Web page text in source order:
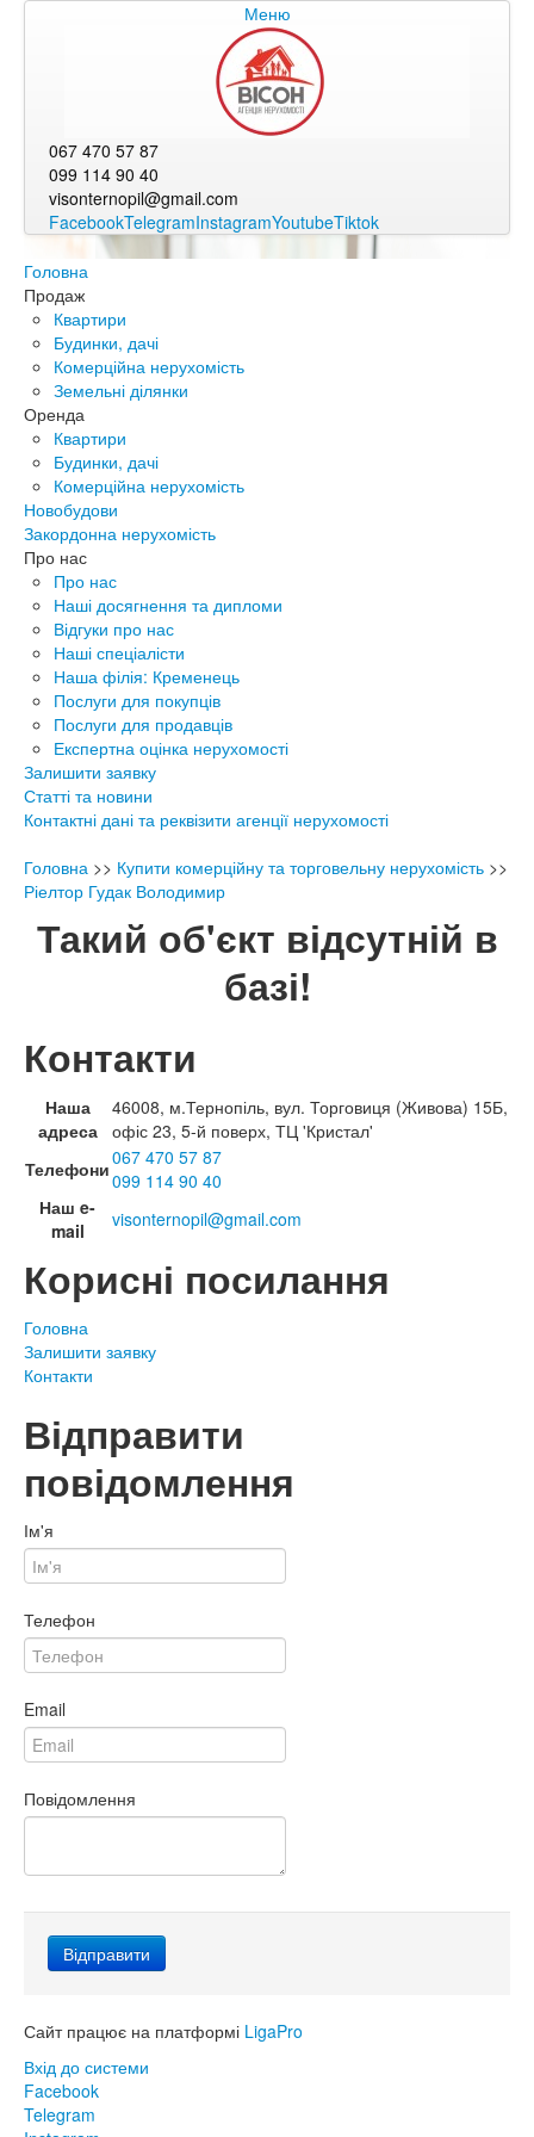
Меню
067 470 57 87
099 114 90 40
visonternopil@gmail.com
FacebookTelegramInstagramYoutubeTiktok
Головна
Продаж
Квартири
Будинки, дачі
Комерційна нерухомість
Земельні ділянки
Оренда
Квартири
Будинки, дачі
Комерційна нерухомість
Новобудови
Закордонна нерухомість
Про нас
Про нас
Наші досягнення та дипломи
Відгуки про нас
Наші спеціалісти
Наша філія: Кременець
Послуги для покупців
Послуги для продавців
Експертна оцінка нерухомості
Залишити заявку
Статті та новини
Контактні дані та реквізити агенції нерухомості
Головна >> Купити комерційну та торговельну нерухомість >>
Ріелтор Гудак Володимир
Такий об'єкт відсутній в
базі!
Контакти
Наша
адреса
46008, м.Тернопіль, вул. Торговиця (Живова) 15Б,
офіс 23, 5-й поверх, ТЦ 'Кристал'
Телефони067 470 57 87
099 114 90 40
Наш e-
mail
visonternopil@gmail.com
Корисні посилання
Головна
Залишити заявку
Контакти
Відправити
повідомлення
Ім'я
Телефон
Email
Повідомлення
Сайт працює на платформі LigaPro
Вхід до системи
Facebook
Telegram